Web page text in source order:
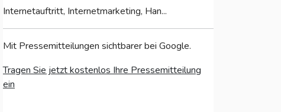
Internetauftritt, Internetmarketing, Han...
Mit Pressemitteilungen sichtbarer bei Google.
Tragen Sie jetzt kostenlos Ihre Pressemitteilung
ein